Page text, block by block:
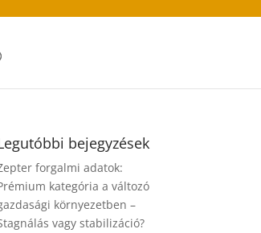
bejegyzések
forgalmi adatok:
kategória a változó
környezetben –
vagy stabilizáció?